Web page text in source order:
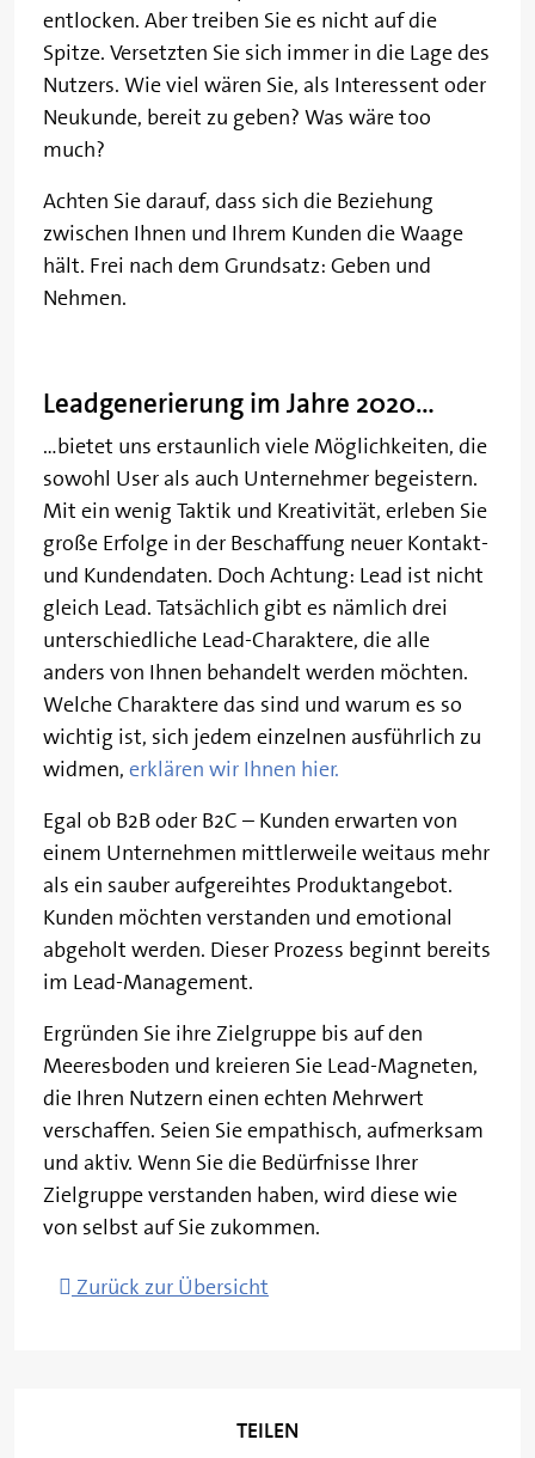
entlocken. Aber treiben Sie es nicht auf die
Spitze. Versetzten Sie sich immer in die Lage des
Nutzers. Wie viel wären Sie, als Interessent oder
Neukunde, bereit zu geben? Was wäre too
much?
Achten Sie darauf, dass sich die Beziehung
zwischen Ihnen und Ihrem Kunden die Waage
hält. Frei nach dem Grundsatz: Geben und
Nehmen.
Leadgenerierung im Jahre 2020…
…bietet uns erstaunlich viele Möglichkeiten, die
sowohl User als auch Unternehmer begeistern.
Mit ein wenig Taktik und Kreativität, erleben Sie
große Erfolge in der Beschaffung neuer Kontakt-
und Kundendaten. Doch Achtung: Lead ist nicht
gleich Lead. Tatsächlich gibt es nämlich drei
unterschiedliche Lead-Charaktere, die alle
anders von Ihnen behandelt werden möchten.
Welche Charaktere das sind und warum es so
wichtig ist, sich jedem einzelnen ausführlich zu
widmen, erklären wir Ihnen hier.
Egal ob B2B oder B2C – Kunden erwarten von
einem Unternehmen mittlerweile weitaus mehr
als ein sauber aufgereihtes Produktangebot.
Kunden möchten verstanden und emotional
abgeholt werden. Dieser Prozess beginnt bereits
im Lead-Management.
Ergründen Sie ihre Zielgruppe bis auf den
Meeresboden und kreieren Sie Lead-Magneten,
die Ihren Nutzern einen echten Mehrwert
verschaffen. Seien Sie empathisch, aufmerksam
und aktiv. Wenn Sie die Bedürfnisse Ihrer
Zielgruppe verstanden haben, wird diese wie
von selbst auf Sie zukommen.
Zurück zur Übersicht
TEILEN